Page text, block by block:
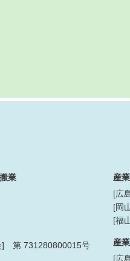
業
] 第 731280800015号
産
[広
[岡
[福
産
[広